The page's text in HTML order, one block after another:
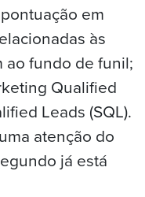
em
às
ao fundo de funil;
Qualified
Leads (SQL).
atenção do
já está